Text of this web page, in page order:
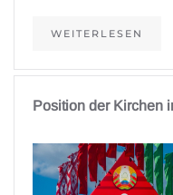
WEITERLESEN
Position der Kirchen